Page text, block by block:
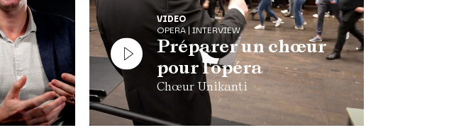
VIDEO
OPERA | INTERVIEW
Préparer un chœur
pour l'opéra
Chœur Unikanti